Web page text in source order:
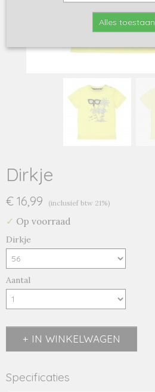
Dirkje
€ 16,99 (inclusief btw 21%)
✓ Op voorraad
Dirkje
Aantal
IN WINKELWAGEN
Specificaties
Alles toestaan